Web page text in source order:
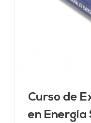
Curso de
en Energía